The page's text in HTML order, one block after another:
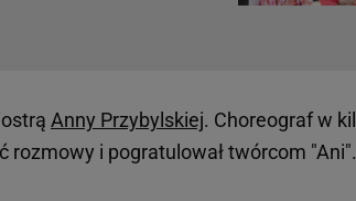
Anny Przybylskiej. Choreograf w
rozmowy i pogratulował twórcom "Ani".